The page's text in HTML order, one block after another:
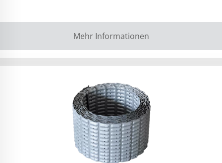
Mehr Informationen